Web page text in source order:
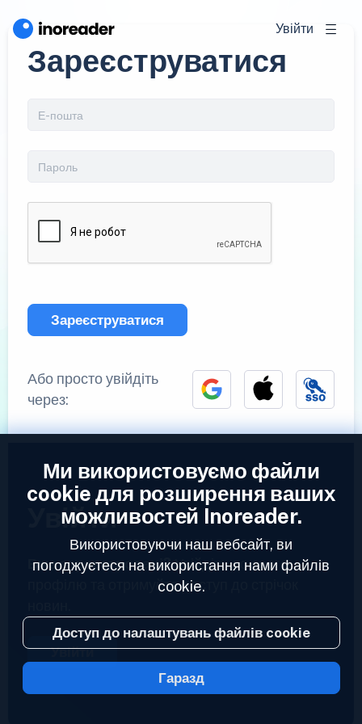
Увійти
Зареєструватися
Зареєструватися
Або просто увійдіть
через:
Увійти
Вже зареєстровані?Увійдіть до свого
профілю та отримуйте доступ до стрічок
Увійти
2023 © Inoreader
Ми використовуємо файли
cookie для розширення ваших
можливостей Inoreader.
Використовуючи наш вебсайт, ви
погоджуєтеся на використання нами файлів
cookie.
Доступ до налаштувань файлів cookie
Гаразд